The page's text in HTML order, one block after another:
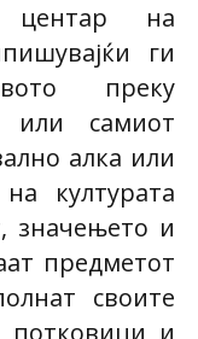
центар на
ги
преку
или самиот
алка или
културата
значењето и
предметот
своите